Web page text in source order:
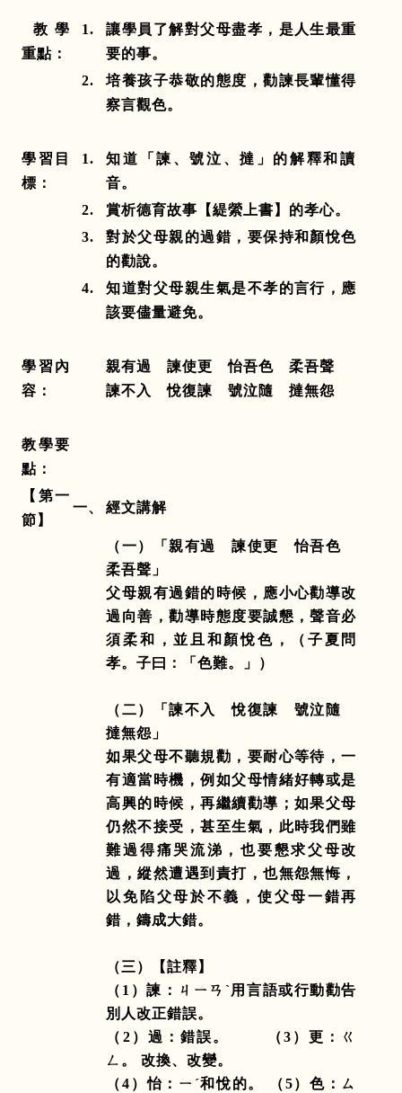
教學
重點：
1.
讓學員了解對父母盡孝，是人生最重
要的事。
2.
培養孩子恭敬的態度，勸諫長輩懂得
察言觀色。
學習目
標：
1.
知道「諫、號泣、撻」的解釋和讀
音。
2.
賞析德育故事【緹縈上書】的孝心。
3.
對於父母親的過錯，要保持和顏悅色
的勸說。
4.
知道對父母親生氣是不孝的言行，應
該要儘量避免。
學習內
容 ：
親有過 諫使更 怡吾色 柔吾聲
諫不入 悅復諫 號泣隨 撻無怨
教學要
點：
【第一
節】
一、 經文講解
（一）「親有過 諫使更 怡吾色
柔吾聲」
父母親有過錯的時候，應小心勸導改
過向善，勸導時態度要誠懇，聲音必
須柔和，並且和顏悅色，（子夏問
孝。子曰：「色難。」）
（二）「諫不入 悅復諫 號泣隨
撻無怨」
如果父母不聽規勸，要耐心等待，一
有適當時機，例如父母情緒好轉或是
高興的時候，再繼續勸導；如果父母
仍然不接受，甚至生氣，此時我們雖
難過得痛哭流涕，也要懇求父母改
過，縱然遭遇到責打，也無怨無悔，
以免陷父母於不義，使父母一錯再
錯，鑄成大錯。
（三）【註釋】
（ 1 ）諫：ㄐㄧㄢˋ用言語或行動勸告
別人改正錯誤。
（ 2 ）過：錯誤。 （3 ）更：ㄍ
ㄥ。 改換、改變。
（4 ）怡：ㄧˊ和悅的。 （5）色：ㄙ